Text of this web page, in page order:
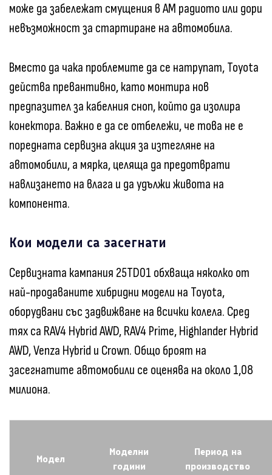
може да забележат смущения в AM радиото или дори
невъзможност за стартиране на автомобила.
Вместо да чака проблемите да се натрупат, Toyota
действа превантивно, като монтира нов
предпазител за кабелния сноп, който да изолира
конектора. Важно е да се отбележи, че това не е
поредната сервизна акция за изтегляне на
автомобили, а мярка, целяща да предотврати
навлизането на влага и да удължи живота на
компонента.
Кои модели са засегнати
Сервизната кампания 25TD01 обхваща няколко от
най-продаваните хибридни модели на Toyota,
оборудвани със задвижване на всички колела. Сред
тях са RAV4 Hybrid AWD, RAV4 Prime, Highlander Hybrid
AWD, Venza Hybrid и Crown. Общо броят на
засегнатите автомобили се оценява на около 1,08
милиона.
Модел
Моделни
години
Период на
производство